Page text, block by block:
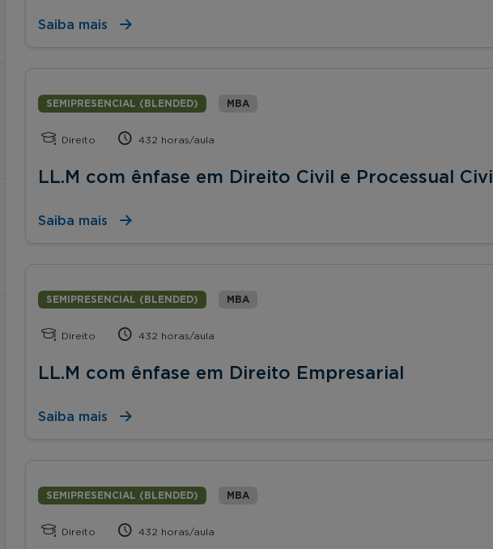
Saiba mais
SEMIPRESENCIAL (BLENDED) MBA
Direito 432 horas/aula
LL.M com ênfase em Direito Civil e Processual Civil
Saiba mais
SEMIPRESENCIAL (BLENDED) MBA
Direito 432 horas/aula
LL.M com ênfase em Direito Empresarial
Saiba mais
SEMIPRESENCIAL (BLENDED) MBA
Direito 432 horas/aula